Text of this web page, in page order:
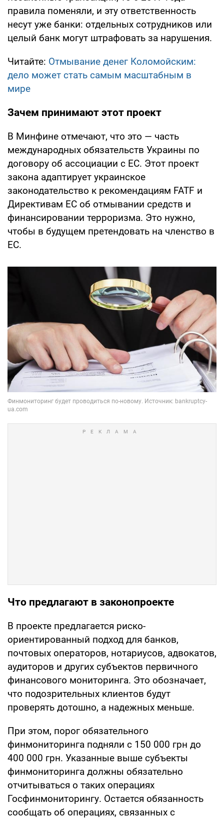
правила поменяли, и эту ответственность
несут уже банки: отдельных сотрудников или
целый банк могут штрафовать за нарушения.
Читайте: Отмывание денег Коломойским:
дело может стать самым масштабным в
мире
Зачем принимают этот проект
В Минфине отмечают, что это — часть
международных обязательств Украины по
договору об ассоциации с ЕС. Этот проект
закона адаптирует украинское
законодательство к рекомендациям FATF и
Директивам ЕС об отмывании средств и
финансировании терроризма. Это нужно,
чтобы в будущем претендовать на членство в
ЕС.
Что предлагают в законопроекте
В проекте предлагается риско-
ориентированный подход для банков,
почтовых операторов, нотариусов, адвокатов,
аудиторов и других субъектов первичного
финансового мониторинга. Это обозначает,
что подозрительных клиентов будут
проверять дотошно, а надежных меньше.
При этом, порог обязательного
финмониторинга подняли с 150 000 грн до
400 000 грн. Указанные выше субъекты
финмониторинга должны обязательно
отчитываться о таких операциях
Госфинмониторингу. Остается обязанность
сообщать об операциях, связанных с